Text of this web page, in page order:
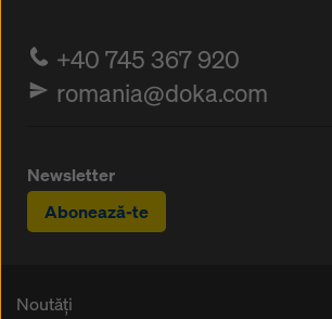
+40 745 367 920
romania@doka.com
Newsletter
Abonează-te
Noutăți